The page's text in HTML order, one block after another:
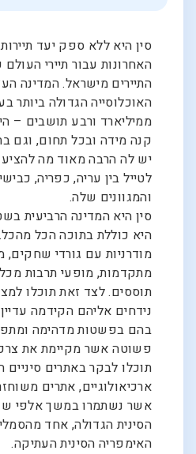
סין היא ללא ספק יעד
האחרונות עבור תיירי
התיירים מישראל. המדינה
האוכלוסייה הגדולה ביותר
ממיליארד ורבע תושבים –
קנה מידה ובכל תחום, וגם
יש לה הרבה מאוד מה להציע
לטייל בין עריה, כפריה,
והמגוונים שלה.
סין היא המדינה הרביעית
היא כוללת בתוכה הכל
מודרניות עם גורדי שחקים,
מתקדמות, מופעי תרבות מכל
תוססים. לצד זאת תוכלו
נידחים אליהם הקידמה
בהם בפשטות מדהימה
פשוטה אשר מקיימת את
תוכלו לבקר באתרים סיניים
ארכיאולוגיים, אתרים
אשר נשתמרו במשך אלפי
הסינית הגדולה, אחד
האימפריה הסינית העתיקה.